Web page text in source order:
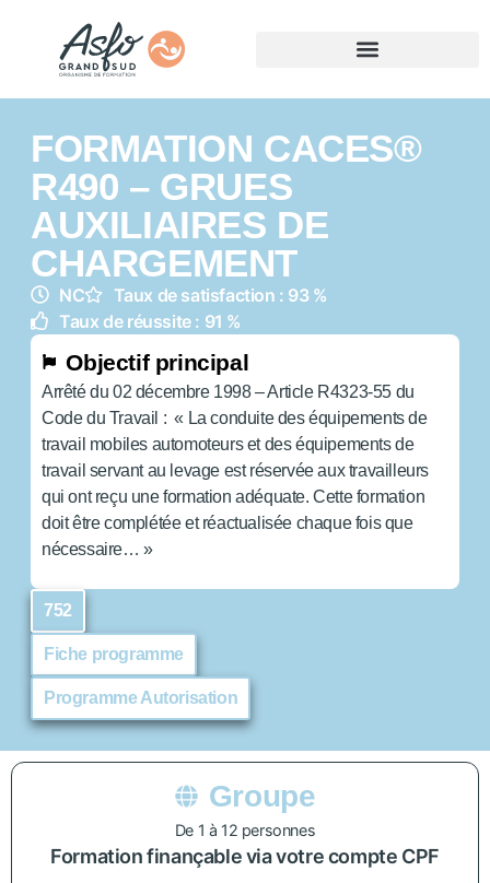
FORMATION CACES®
R490 – GRUES
AUXILIAIRES DE
CHARGEMENT
NC
Taux de satisfaction : 93 %
Taux de réussite : 91 %
Objectif principal
Arrêté du 02 décembre 1998 – Article R4323-55 du
Code du Travail : « La conduite des équipements de
travail mobiles automoteurs et des équipements de
travail servant au levage est réservée aux travailleurs
qui ont reçu une formation adéquate. Cette formation
doit être complétée et réactualisée chaque fois que
nécessaire… »
752
Fiche programme
Programme Autorisation
Groupe
De 1 à 12 personnes
Formation finançable via votre compte CPF